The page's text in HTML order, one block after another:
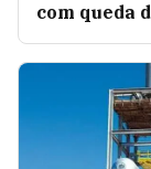
com queda